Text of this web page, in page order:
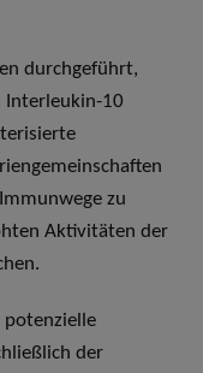
durchgeführt,
Interleukin-10
zu
Aktivitäten der
potenzielle
der